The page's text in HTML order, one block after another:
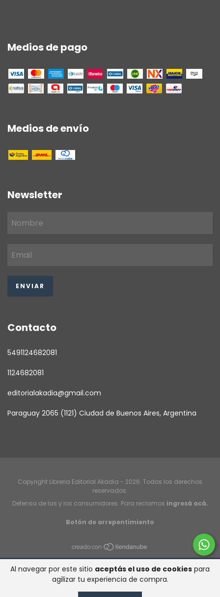
Al navegar por este sitio aceptás el uso de cookies para
agilizar tu experiencia de compra.
Medios de pago
Medios de envío
Newsletter
Contacto
5491124682081
1124682081
editorialakadia@gmail.com
Paraguay 2065 (1121) Ciudad de Buenos Aires, Argentina
Copyright Libreria Editorial Akadia - 2026. Todos los derechos
reservados.
Defensa de las y los consumidores. Para reclamos ingresá acá.
Botón de arrepentimiento